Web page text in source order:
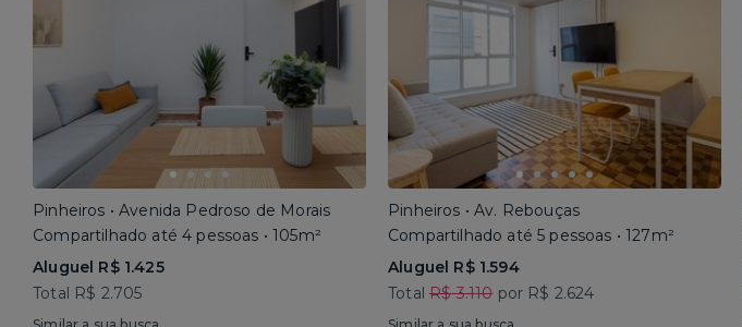
Pinheiros • Avenida Pedroso de Morais
Compartilhado até 4 pessoas • 105m²
Aluguel R$ 1.425
Total R$ 2.705
Pinheiros • Av. Rebouças
Compartilhado até 5 pessoas • 127m²
Aluguel R$ 1.594
TotalR$ 3.110por R$ 2.624